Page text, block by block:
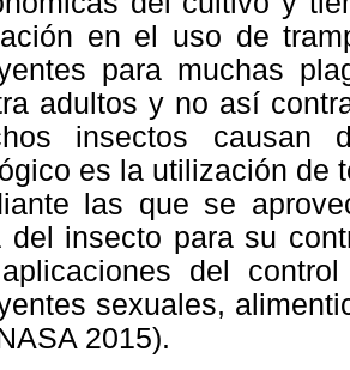
en el uso de
para muchas
adultos y no así
insectos causan
es la utilización de
las que se
del insecto para su
del
sexuales,
2015).